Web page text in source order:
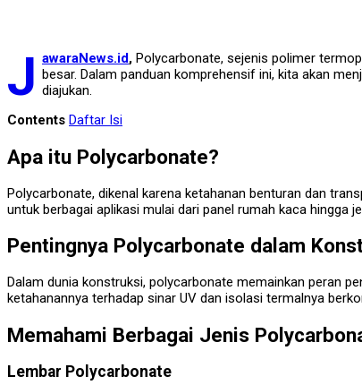
J awaraNews.id, Polycarbonate, sejenis polimer
besar. Dalam panduan komprehensif ini, kita akan
diajukan.
Contents Daftar Isi
Apa itu Polycarbonate?
Polycarbonate, dikenal karena ketahanan benturan dan
untuk berbagai aplikasi mulai dari panel rumah kaca hingga
Pentingnya Polycarbonate dalam
Dalam dunia konstruksi, polycarbonate memainkan peran
ketahanannya terhadap sinar UV dan isolasi termalnya
Memahami Berbagai Jenis
Lembar Polycarbonate